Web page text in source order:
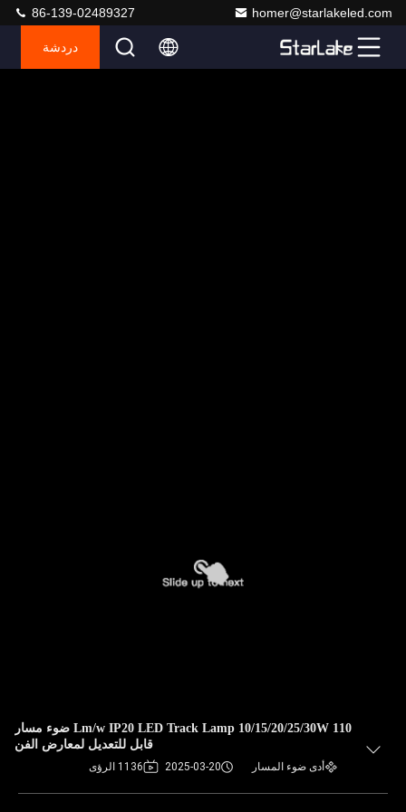
homer@starlakeled.com
86-139-02489327
دردشة
110 Lm/w IP20 LED Track Lamp 10/15/20/25/30W ضوء مسار
قابل للتعديل لمعارض الفن
أدى ضوء المسار 2025-03-20 1136 الرؤى